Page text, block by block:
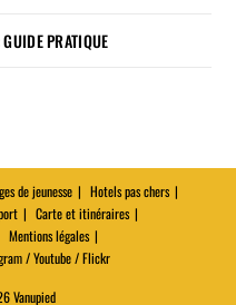
PRATIQUE
de jeunesse
Hotels pas chers
Carte et itinéraires
Mentions légales
/ Youtube / Flickr
Vanupied